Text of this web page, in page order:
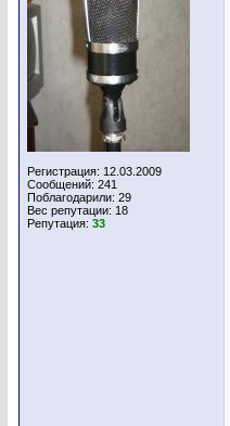
Регистрация: 12.03.2009
Сообщений: 241
Поблагодарили: 29
Вес репутации: 18
Репутация: 33